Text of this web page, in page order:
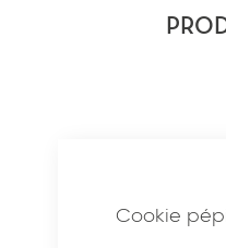
Cookie